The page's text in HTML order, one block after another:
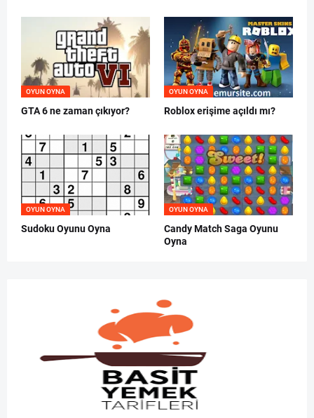
OYUN OYNA
GTA 6 ne zaman çıkıyor?
OYUN OYNA
Roblox erişime açıldı mı?
OYUN OYNA
Sudoku Oyunu Oyna
OYUN OYNA
Candy Match Saga Oyunu
Oyna